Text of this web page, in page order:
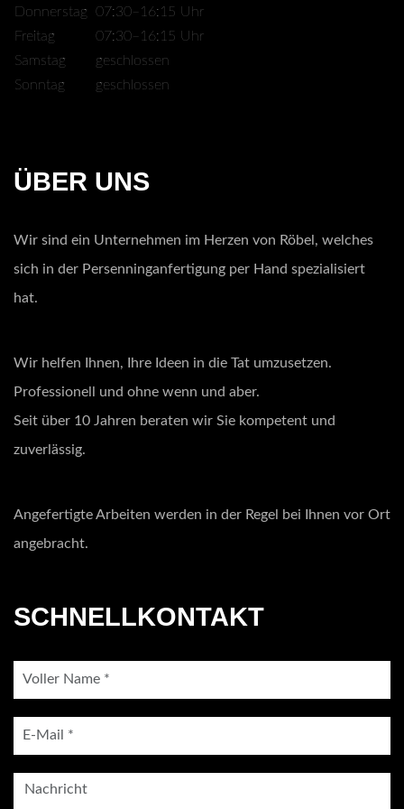
Donnerstag
07:30–16:15 Uhr
Freitag
07:30–16:15 Uhr
Samstag
geschlossen
Sonntag
geschlossen
ÜBER UNS
Wir sind ein Unternehmen im Herzen von Röbel, welches
sich in der Persenninganfertigung per Hand spezialisiert
hat.
Wir helfen Ihnen, Ihre Ideen in die Tat umzusetzen.
Professionell und ohne wenn und aber.
Seit über 10 Jahren beraten wir Sie kompetent und
zuverlässig.
Angefertigte Arbeiten werden in der Regel bei Ihnen vor Ort
angebracht.
SCHNELLKONTAKT